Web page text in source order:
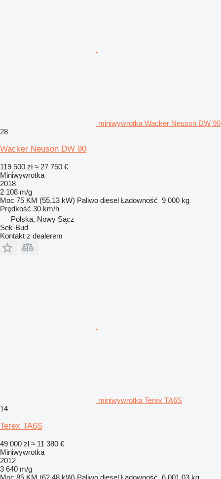
miniwywrotka Wacker Neuson DW 90
28
Wacker Neuson DW 90
119 500 zł ≈ 27 750 €
Miniwywrotka
2018
2 108 m/g
Moc 75 KM (55.13 kW) Paliwo diesel Ładowność 9 000 kg
Prędkość 30 km/h
Polska, Nowy Sącz
Sek-Bud
Kontakt z dealerem
miniwywrotka Terex TA6S
14
Terex TA6S
49 000 zł ≈ 11 380 €
Miniwywrotka
2012
3 640 m/g
Moc 85 KM (62.48 kW) Paliwo diesel Ładowność 6 001,03 kg